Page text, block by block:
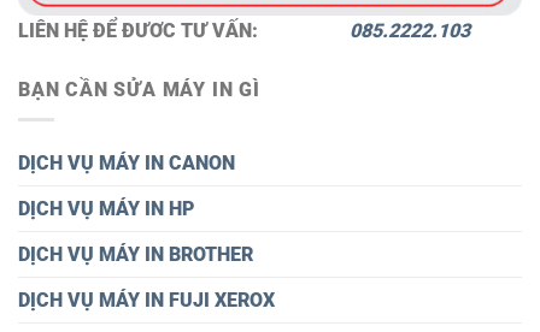
LIÊN HỆ ĐỂ ĐƯƠC TƯ VẤN: 085.2222.103
BẠN CẦN SỬA MÁY IN GÌ
DỊCH VỤ MÁY IN CANON
DỊCH VỤ MÁY IN HP
DỊCH VỤ MÁY IN BROTHER
DỊCH VỤ MÁY IN FUJI XEROX